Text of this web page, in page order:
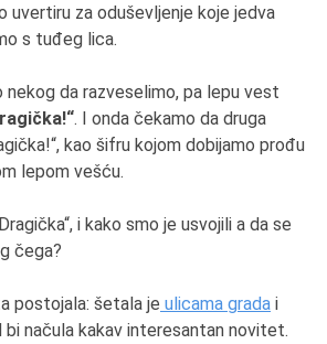
uvertiru za oduševljenje koje jedva
s tuđeg lica.
nekog da razveselimo, pa lepu vest
. I onda čekamo da druga
kao šifru kojom dobijamo prođu
lepom vešću.
i kako smo je usvojili a da se
čega?
postojala: šetala je ulicama grada i
načula kakav interesantan novitet.